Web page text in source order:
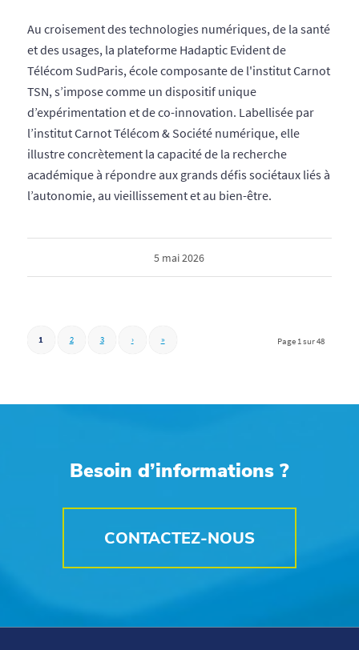
Au croisement des technologies numériques, de la santé
et des usages, la plateforme Hadaptic Evident de
Télécom SudParis, école composante de l'institut Carnot
TSN, s’impose comme un dispositif unique
d’expérimentation et de co-innovation. Labellisée par
l’institut Carnot Télécom & Société numérique, elle
illustre concrètement la capacité de la recherche
académique à répondre aux grands défis sociétaux liés à
l’autonomie, au vieillissement et au bien-être.
5 mai 2026
Page 1 sur 48
1 2 3 › »
Besoin d’informations ?
CONTACTEZ-NOUS